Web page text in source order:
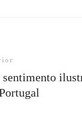
sentimento